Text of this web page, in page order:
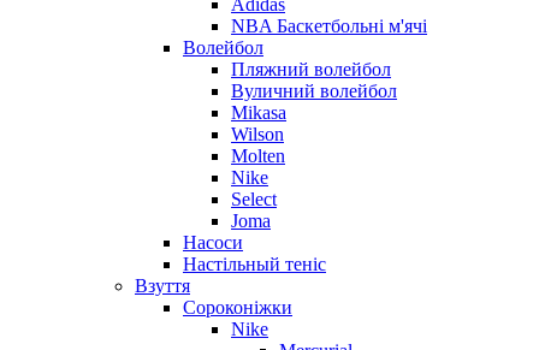
NBA Баскетбольні м'ячі
Волейбол
Пляжний волейбол
Вуличний волейбол
Mikasa
Wilson
Molten
Nike
Select
Joma
Насоси
Настільный теніс
Взуття
Сороконіжки
Nike